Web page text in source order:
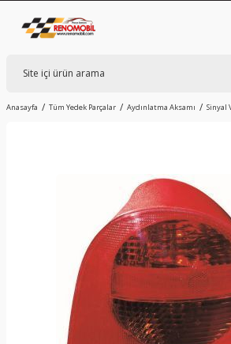
Anasayfa Tüm Yedek Parçalar Aydınlatma Aksamı Sinyal